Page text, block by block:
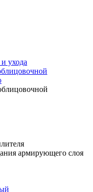
ухода
армирующего слоя